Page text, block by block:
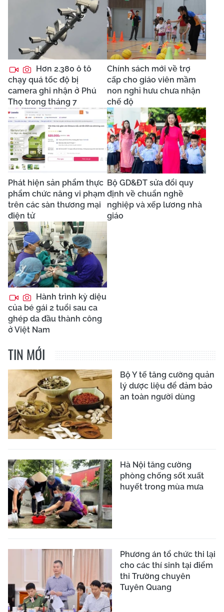
Hơn 2.380 ô tô
chạy quá tốc độ bị
camera ghi nhận ở Phú
Thọ trong tháng 7
Chính sách mới về trợ
cấp cho giáo viên mầm
non nghỉ hưu chưa nhận
chế độ
Phát hiện sản phẩm thực
phẩm chức năng vi phạm
trên các sàn thương mại
điện tử
Bộ GD&ĐT sửa đổi quy
định về chuẩn nghề
nghiệp và xếp lương nhà
giáo
Hành trình kỳ diệu
của bé gái 2 tuổi sau ca
ghép da đầu thành công
ở Việt Nam
TIN MỚI
Bộ Y tế tăng cường quản
lý dược liệu để đảm bảo
an toàn người dùng
Hà Nội tăng cường
phòng chống sốt xuất
huyết trong mùa mưa
Phương án tổ chức thi lại
cho các thí sinh tại điểm
thi Trường chuyên
Tuyên Quang